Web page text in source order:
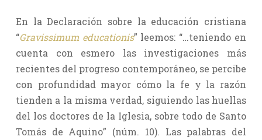
En la Declaración sobre la educación cristiana
“Gravissimum educationis” leemos: “…teniendo en
cuenta con esmero las investigaciones más
recientes del progreso contemporáneo, se percibe
con profundidad mayor cómo la fe y la razón
tienden a la misma verdad, siguiendo las huellas
del los doctores de la Iglesia, sobre todo de Santo
Tomás de Aquino” (núm. 10). Las palabras del